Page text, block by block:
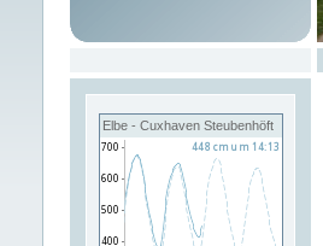
Elbe - Cuxhaven Steubenhöft